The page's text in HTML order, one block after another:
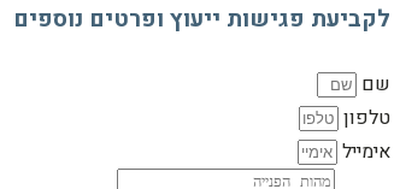
לקביעת פגישות ייעוץ ופרטים נוספים
שם
טלפון
אימייל